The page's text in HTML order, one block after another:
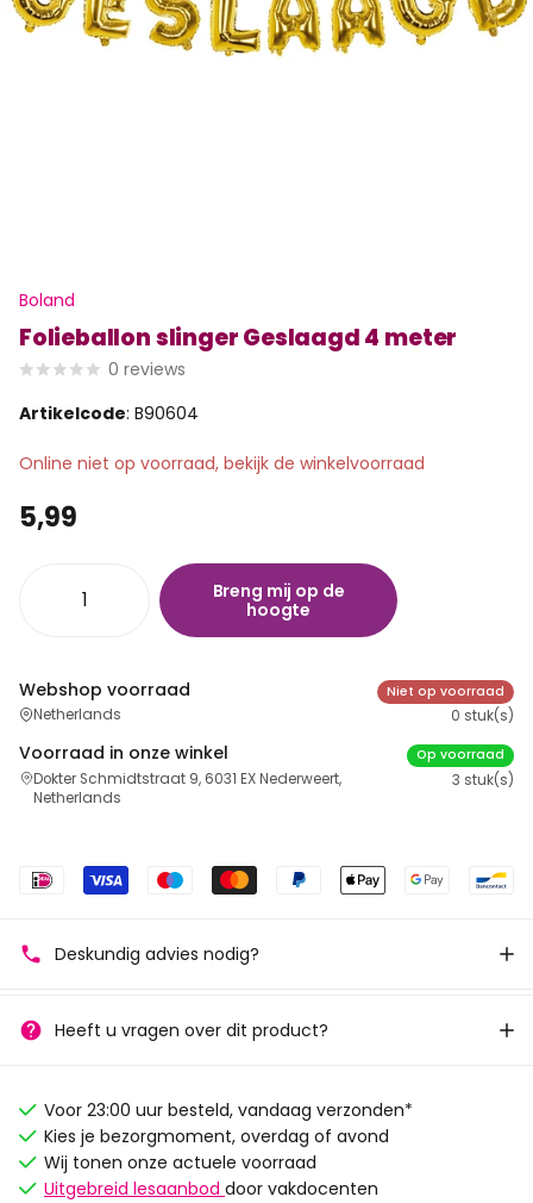
Boland
Folieballon slinger Geslaagd 4 meter
0 reviews
Artikelcode: B90604
Online niet op voorraad, bekijk de winkelvoorraad
5,99
Breng mij op de
hoogte
Webshop voorraad
Netherlands
Niet op voorraad
0 stuk(s)
Voorraad in onze winkel
Dokter Schmidtstraat 9, 6031 EX Nederweert,
Netherlands
Op voorraad
3 stuk(s)
Deskundig advies nodig?
Heeft u vragen over dit product?
Voor 23:00 uur besteld, vandaag verzonden*
Kies je bezorgmoment, overdag of avond
Wij tonen onze actuele voorraad
Uitgebreid lesaanbod door vakdocenten